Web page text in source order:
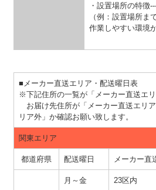
・設置場所の特徴
（例：設置場所ま
作業しやすい環境
■メーカー直送エリア・配送曜日表
※下記住所の一覧が「メーカー直送エリ
お届け先住所が「メーカー直送エリ
リア外」か確認お願い致します。
関東エリア
都道府県 配送曜日 メーカー直
月～金 23区内